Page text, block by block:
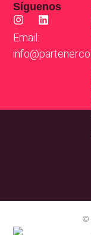
Síguenos
Email:
©